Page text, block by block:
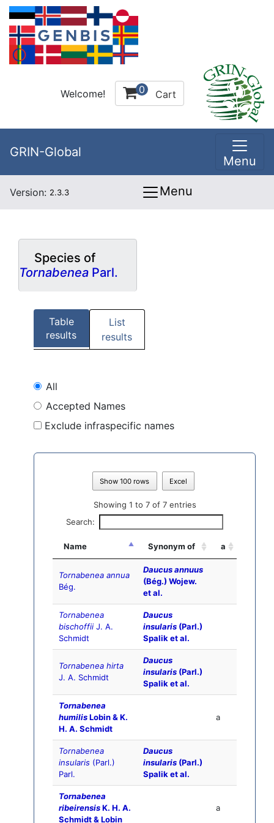
Welcome! 0 Cart
GRIN-Global
Menu
Version: 2.3.3 Menu
Species of
Tornabenea Parl.
Table
results
List
results
All
Accepted Names
Exclude infraspecific names
Show 100 rows Excel
Showing 1 to 7 of 7 entries
Search:
Name Synonym of a
Tornabenea annua
Bég.
Daucus annuus
(Bég.) Wojew.
et al.
Tornabenea
bischoffii J. A.
Schmidt
Daucus
insularis (Parl.)
Spalik et al.
Tornabenea hirta
J. A. Schmidt
Daucus
insularis (Parl.)
Spalik et al.
Tornabenea
humilisLobin & K.
H. A. Schmidt
a
Tornabenea
insularis (Parl.)
Parl.
Daucus
insularis (Parl.)
Spalik et al.
Tornabenea
ribeirensisK. H. A.
Schmidt & Lobin
a